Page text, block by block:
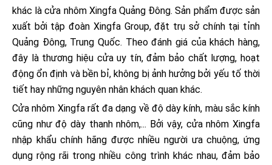
khác là cửa nhôm Xingfa Quảng Đông. Sản phẩm được sản
xuất bởi tập đoàn Xingfa Group, đặt trụ sở chính tại tỉnh
Quảng Đông, Trung Quốc. Theo đánh giá của khách hàng,
đây là thương hiệu cửa uy tín, đảm bảo chất lượng, hoạt
động ổn định và bền bỉ, không bị ảnh hưởng bởi yếu tố thời
tiết hay những nguyên nhân khách quan khác.
Cửa nhôm Xingfa rất đa dạng về độ dày kính, màu sắc kính
cũng như độ dày thanh nhôm,... Bởi vậy, cửa nhôm Xingfa
nhập khẩu chính hãng được nhiều người ưa chuộng, ứng
dụng rộng rãi trong nhiều công trình khác nhau, đảm bảo